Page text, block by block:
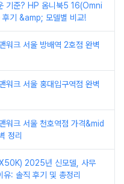
기준? HP 옴니북5 16(Omni
기 &amp; 모델별 비교!
워크 서울 방배역 2호점 완벽
워크 서울 홍대입구역점 완벽
워크 서울 천호역점 가격&mid
정리
2025년 신모델, 사무
유: 솔직 후기 및 총정리